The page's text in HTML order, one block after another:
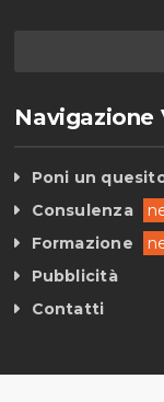
Navigazione
Poni un
Consulenza
Formazione
Pubblicità
Contatti